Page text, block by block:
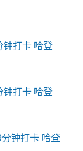
钟打卡 哈登
钟打卡 哈登
钟打卡 哈登